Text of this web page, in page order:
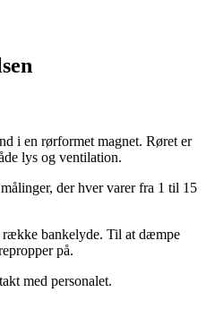
i en rørformet magnet. Røret er
lys og ventilation.
der hver varer fra 1 til 15
bankelyde. Til at dæmpe
på.
med personalet.